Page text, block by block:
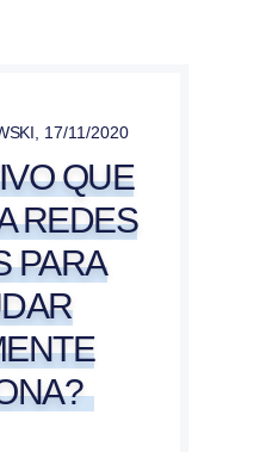
17/11/2020
QUE
REDES
PARA